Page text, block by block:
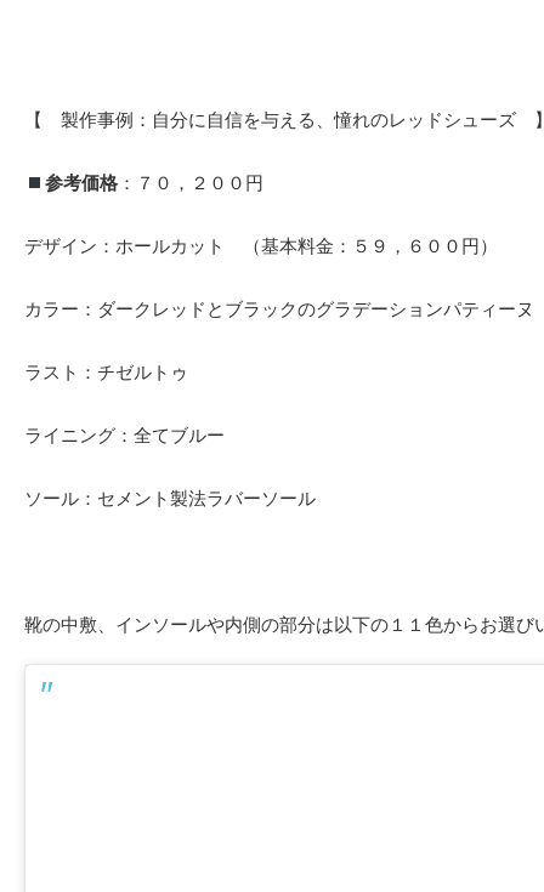
【 製作事例：自分に自信を与える、憧れのレッドシューズ
参考価格 ：７０，２００円
デザイン：ホールカット （基本料金：５９，６００円）
カラー：ダークレッドとブラックのグラデーションパティー
ラスト：チゼルトゥ
ライニング：全てブルー
ソール：セメント製法ラバーソール
靴の中敷、インソールや内側の部分は以下の１１色からお選